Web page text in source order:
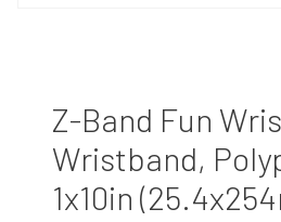
Z-Band Fun
Wristband,
1x10in